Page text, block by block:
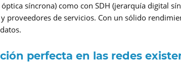
síncrona) como con SDH (jerarquía digital
proveedores de servicios. Con un sólido
perfecta en las redes